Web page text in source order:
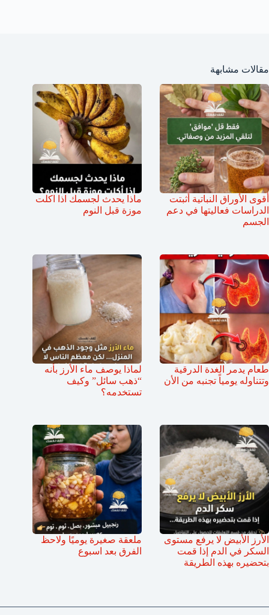
مقالات مشابهة
أقوى الأوراق النباتية أثبتت
الدراسات فعاليتها في دعم
الجسم
ماذا يحدث لجسمك اذا اكلت
موزة قبل النوم
طعام يدمر الغدة الدرقية
وتتناوله يومياً تجنبه من الأن
لماذا يوصف ماء الأرز بأنه
“ذهب سائل” وكيف
تستخدمه؟
الأرز الأبيض لا يرفع مستوى
السكر في الدم إذا قمت
بتحضيره بهذه الطريقة
ملعقة صغيرة يوميًا ولاحظ
الفرق بعد اسبوع